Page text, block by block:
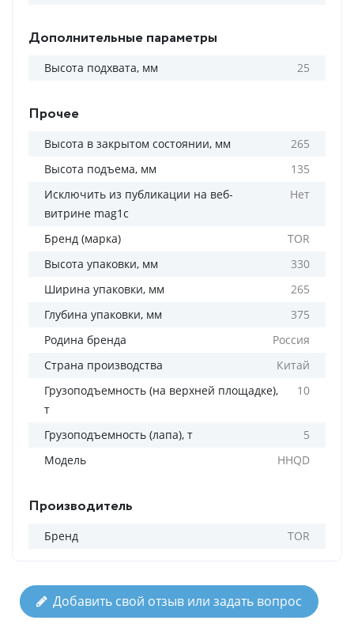
Дополнительные параметры
Высота подхвата, мм 25
Прочее
Высота в закрытом состоянии, мм
265
Высота подъема, мм
135
Исключить из публикации на веб-
витрине mag1c
Нет
Бренд (марка)
TOR
Высота упаковки, мм
330
Ширина упаковки, мм
265
Глубина упаковки, мм
375
Родина бренда
Россия
Страна производства
Китай
Грузоподъемность (на верхней площадке),
т
10
Грузоподъемность (лапа), т
5
Модель
HHQD
Производитель
Бренд TOR
Добавить свой отзыв или задать вопрос